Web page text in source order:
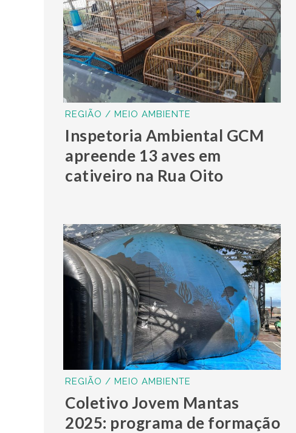
REGIÃO / MEIO AMBIENTE
Inspetoria Ambiental GCM
apreende 13 aves em
cativeiro na Rua Oito
REGIÃO / MEIO AMBIENTE
Coletivo Jovem Mantas
2025: programa de formação